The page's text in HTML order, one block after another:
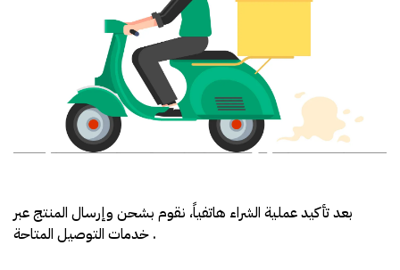
بعد تأكيد عملية الشراء هاتفياً، نقوم بشحن وإرسال المنتج عبر
خدمات التوصيل المتاحة .